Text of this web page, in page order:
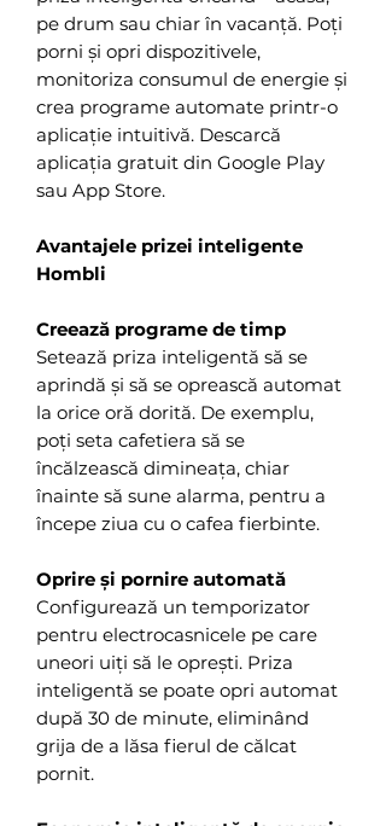
pe drum sau chiar în vacanță. Poți
porni și opri dispozitivele,
monitoriza consumul de energie și
crea programe automate printr-o
aplicație intuitivă. Descarcă
aplicația gratuit din Google Play
sau App Store.
Avantajele prizei inteligente
Hombli
Creează programe de timp
Setează priza inteligentă să se
aprindă și să se oprească automat
la orice oră dorită. De exemplu,
poți seta cafetiera să se
încălzească dimineața, chiar
înainte să sune alarma, pentru a
începe ziua cu o cafea fierbinte.
Oprire și pornire automată
Configurează un temporizator
pentru electrocasnicele pe care
uneori uiți să le oprești. Priza
inteligentă se poate opri automat
după 30 de minute, eliminând
grija de a lăsa fierul de călcat
pornit.